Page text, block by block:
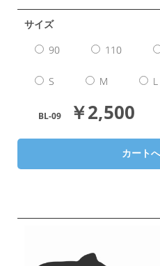
サイズ
90 110
S M L
BL-09 ￥2,500